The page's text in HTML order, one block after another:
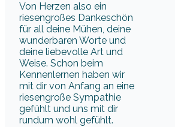
Von Herzen also ein
riesengroßes Dankeschön
für all deine Mühen, deine
wunderbaren Worte und
deine liebevolle Art und
Weise. Schon beim
Kennenlernen haben wir
mit dir von Anfang an eine
riesengroße Sympathie
gefühlt und uns mit dir
rundum wohl gefühlt.